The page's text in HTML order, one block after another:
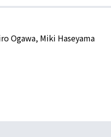
Ogawa, Miki Haseyama